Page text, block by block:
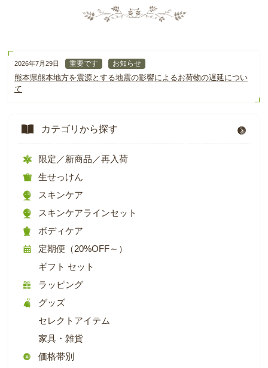
2026年7月29日 重要です お知らせ
熊本県熊本地方を震源とする地震の影響によるお荷物の遅延につい
て
カテゴリから探す
限定／新商品／再入荷
生せっけん
スキンケア
スキンケアラインセット
ボディケア
定期便（20%OFF～）
ギフト セット
ラッピング
グッズ
セレクトアイテム
家具・雑貨
価格帯別